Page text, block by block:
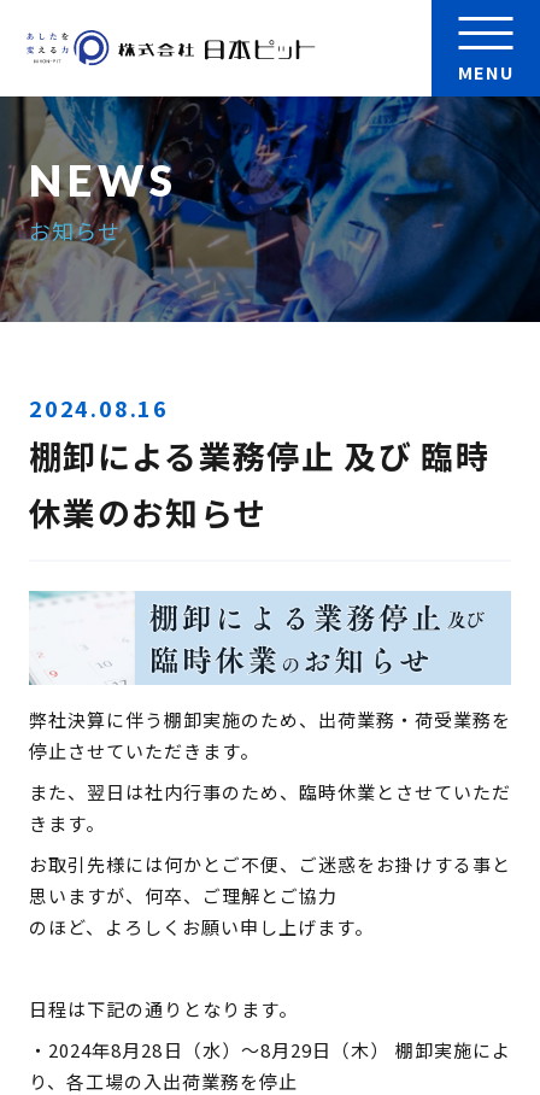
会社案内
製品
実績
採用情報
お問い合わせ
製品・見積もり窓口
097-547-8567
総務・経理・採用窓口
097-592-4141
MENU
お知らせ
2024.08.16
棚卸による業務停止 及び 臨時
休業のお知らせ
弊社決算に伴う棚卸実施のため、出荷業務・荷受業務を
停止させていただきます。
また、翌日は社内行事のため、臨時休業とさせていただ
きます。
お取引先様には何かとご不便、ご迷惑をお掛けする事と
思いますが、何卒、ご理解とご協力
のほど、よろしくお願い申し上げます。
日程は下記の通りとなります。
・2024年8月28日（水）～8月29日（木） 棚卸実施によ
り、各工場の入出荷業務を停止